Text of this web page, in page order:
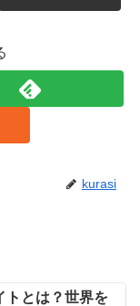
kurasi
トとは？世界を